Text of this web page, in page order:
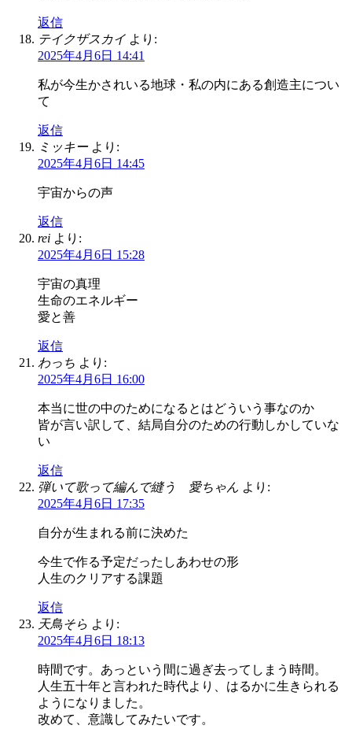
返信
テイクザスカイ より:
2025年4月6日 14:41
私が今生かされいる地球・私の内にある創造主につい
て
返信
ミッキー より:
2025年4月6日 14:45
宇宙からの声
返信
rei より:
2025年4月6日 15:28
宇宙の真理
生命のエネルギー
愛と善
返信
わっち より:
2025年4月6日 16:00
本当に世の中のためになるとはどういう事なのか
皆が言い訳して、結局自分のための行動しかしていな
い
返信
弾いて歌って編んで縫う 愛ちゃん より:
2025年4月6日 17:35
自分が生まれる前に決めた
今生で作る予定だったしあわせの形
人生のクリアする課題
返信
天鳥そら より:
2025年4月6日 18:13
時間です。あっという間に過ぎ去ってしまう時間。
人生五十年と言われた時代より、はるかに生きられる
ようになりました。
改めて、意識してみたいです。